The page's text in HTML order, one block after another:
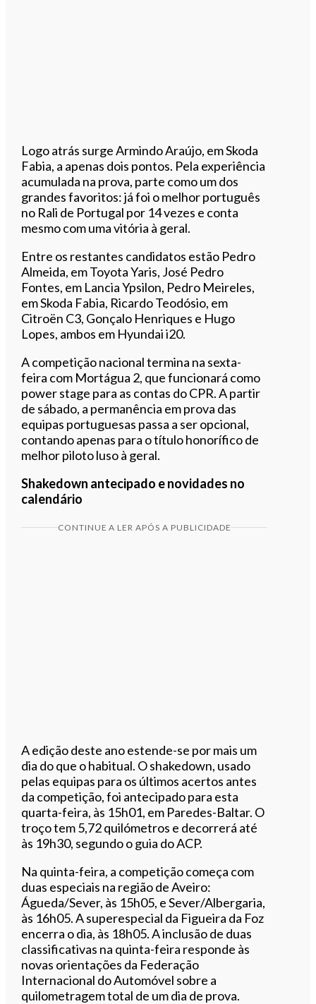
Logo atrás surge Armindo Araújo, em Skoda
Fabia, a apenas dois pontos. Pela experiência
acumulada na prova, parte como um dos
grandes favoritos: já foi o melhor português
no Rali de Portugal por 14 vezes e conta
mesmo com uma vitória à geral.
Entre os restantes candidatos estão Pedro
Almeida, em Toyota Yaris, José Pedro
Fontes, em Lancia Ypsilon, Pedro Meireles,
em Skoda Fabia, Ricardo Teodósio, em
Citroën C3, Gonçalo Henriques e Hugo
Lopes, ambos em Hyundai i20.
A competição nacional termina na sexta-
feira com Mortágua 2, que funcionará como
power stage para as contas do CPR. A partir
de sábado, a permanência em prova das
equipas portuguesas passa a ser opcional,
contando apenas para o título honorífico de
melhor piloto luso à geral.
Shakedown antecipado e novidades no
calendário
CONTINUE A LER APÓS A PUBLICIDADE
A edição deste ano estende-se por mais um
dia do que o habitual. O shakedown, usado
pelas equipas para os últimos acertos antes
da competição, foi antecipado para esta
quarta-feira, às 15h01, em Paredes-Baltar. O
troço tem 5,72 quilómetros e decorrerá até
às 19h30, segundo o guia do ACP.
Na quinta-feira, a competição começa com
duas especiais na região de Aveiro:
Águeda/Sever, às 15h05, e Sever/Albergaria,
às 16h05. A superespecial da Figueira da Foz
encerra o dia, às 18h05. A inclusão de duas
classificativas na quinta-feira responde às
novas orientações da Federação
Internacional do Automóvel sobre a
quilometragem total de um dia de prova.